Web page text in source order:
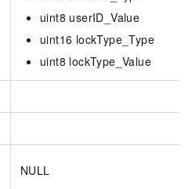
uint8 userID_Value
uint16 lockType_Type
uint8 lockType_Value
NULL